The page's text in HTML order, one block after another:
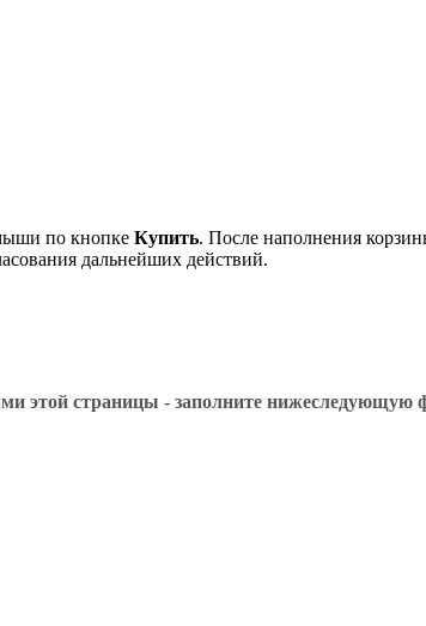
по кнопке Купить. После наполнения
дальнейших действий.
этой страницы - заполните